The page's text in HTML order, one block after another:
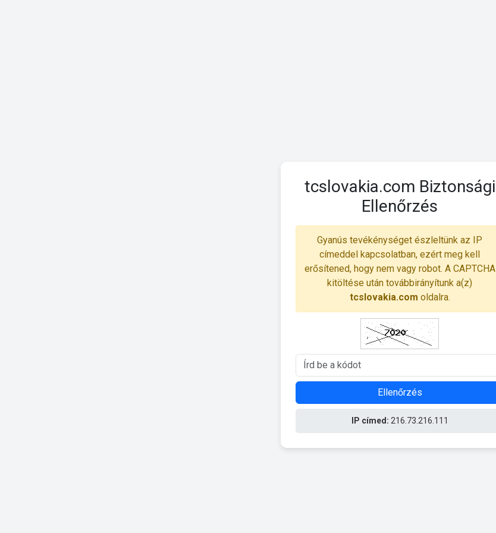
tcslovakia.com Biztonsági
Ellenőrzés
Gyanús tevékénységet észleltünk az IP
címeddel kapcsolatban, ezért meg kell
erősítened, hogy nem vagy robot. A CAPTCHA
kitöltése után továbbirányítunk a(z)
tcslovakia.com oldalra.
Ellenőrzés
IP címed: 216.73.216.111